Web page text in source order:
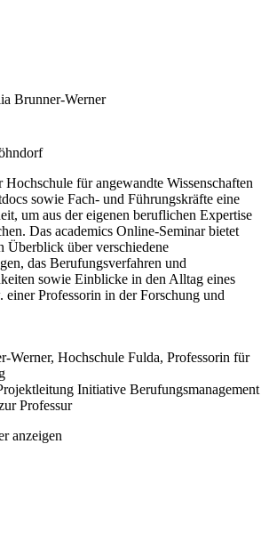
Brunner-Werner
Hochschule für angewandte Wissenschaften
sowie Fach- und Führungskräfte eine
um aus der eigenen beruflichen Expertise
Das academics Online-Seminar bietet
Überblick über verschiedene
das Berufungsverfahren und
sowie Einblicke in den Alltag eines
einer Professorin in der Forschung und
Werner, Hochschule Fulda, Professorin für
Initiative Berufungsmanagement
Professur
anzeigen